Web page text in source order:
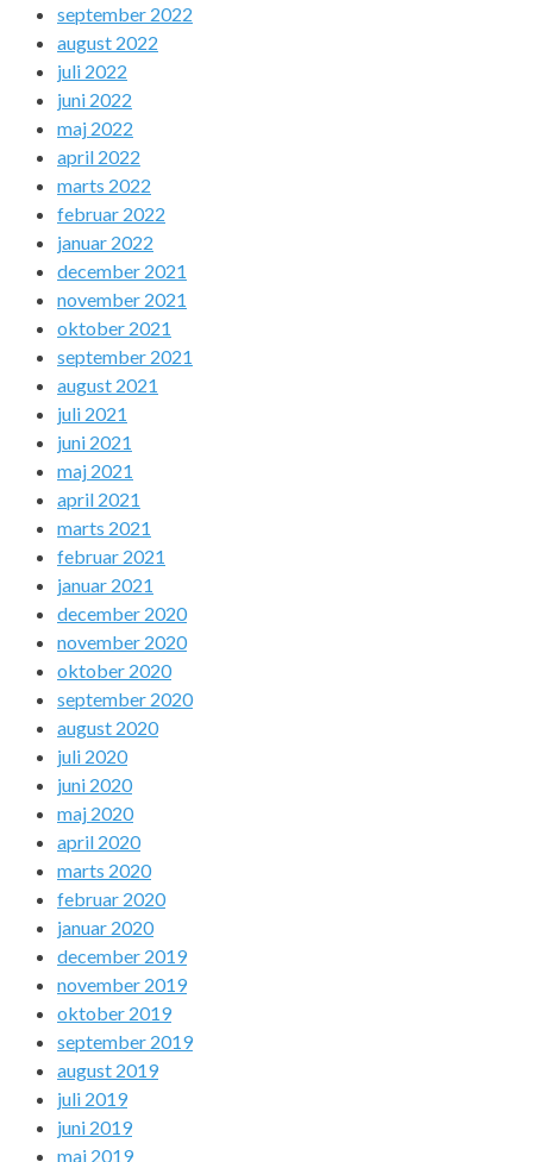
september 2022
august 2022
juli 2022
juni 2022
maj 2022
april 2022
marts 2022
februar 2022
januar 2022
december 2021
november 2021
oktober 2021
september 2021
august 2021
juli 2021
juni 2021
maj 2021
april 2021
marts 2021
februar 2021
januar 2021
december 2020
november 2020
oktober 2020
september 2020
august 2020
juli 2020
juni 2020
maj 2020
april 2020
marts 2020
februar 2020
januar 2020
december 2019
november 2019
oktober 2019
september 2019
august 2019
juli 2019
juni 2019
maj 2019